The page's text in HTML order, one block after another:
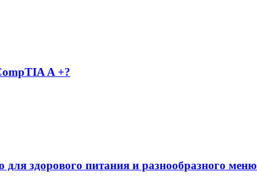
A +?
здорового питания и разнообразного меню